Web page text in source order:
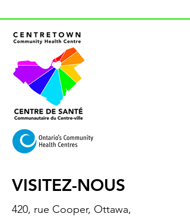
VISITEZ-NOUS
420, rue Cooper, Ottawa,